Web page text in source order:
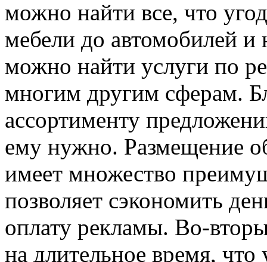
можно найти все, что
мебели до автомобилей
можно найти услуги по
многим другим сферам.
ассортименту
ему нужно. Размещение
имеет множество
позволяет сэкономить
оплату рекламы. Во-
на длительное время,